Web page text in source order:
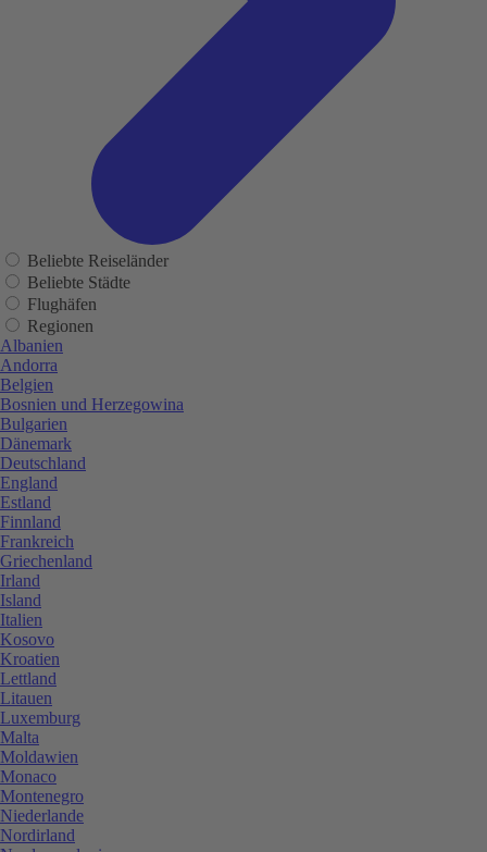
Beliebte Reiseländer
Beliebte Städte
Flughäfen
Regionen
Albanien
Andorra
Belgien
Bosnien und Herzegowina
Bulgarien
Dänemark
Deutschland
England
Estland
Finnland
Frankreich
Griechenland
Irland
Island
Italien
Kosovo
Kroatien
Lettland
Litauen
Luxemburg
Malta
Moldawien
Monaco
Montenegro
Niederlande
Nordirland